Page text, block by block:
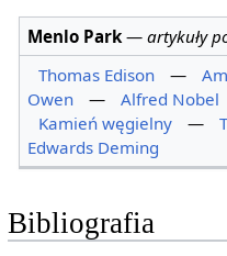
Menlo Park —artykuły
Thomas Edison
—
Owen
— Alfred Nobel
Kamień węgielny
—
Edwards Deming
Bibliografia